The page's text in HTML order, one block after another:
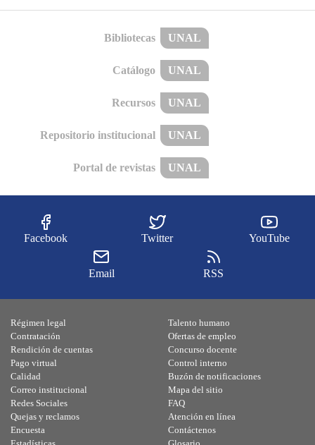
Bibliotecas UNAL
Catálogo UNAL
Recursos UNAL
Repositorio institucional UNAL
Portal de revistas UNAL
Facebook Twitter YouTube
Email RSS
Régimen legal
Contratación
Rendición de cuentas
Pago virtual
Calidad
Talento humano
Ofertas de empleo
Concurso docente
Control interno
Buzón de notificaciones
Correo institucional
Redes Sociales
Quejas y reclamos
Encuesta
Mapa del sitio
FAQ
Atención en línea
Contáctenos